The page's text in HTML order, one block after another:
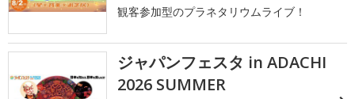
観客参加型のプラネタリウムライブ！
ジャパンフェスタ in ADACHI
2026 SUMMER